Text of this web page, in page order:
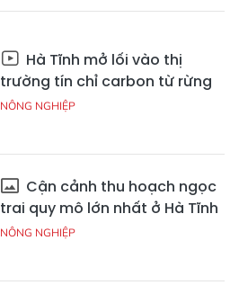
Hà Tĩnh mở lối vào thị
trường tín chỉ carbon từ rừng
NÔNG NGHIỆP
Cận cảnh thu hoạch ngọc
trai quy mô lớn nhất ở Hà Tĩnh
NÔNG NGHIỆP